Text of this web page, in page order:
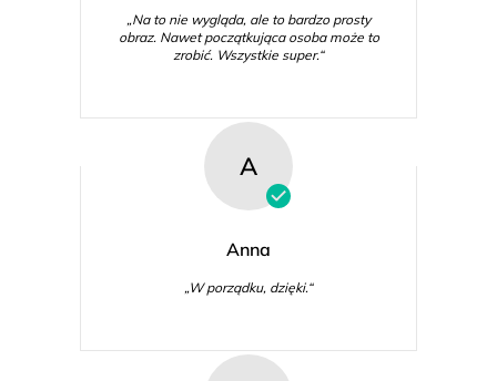
„Na to nie wygląda, ale to bardzo prosty
obraz. Nawet początkująca osoba może to
zrobić. Wszystkie super.“
A
Anna
„W porządku, dzięki.“